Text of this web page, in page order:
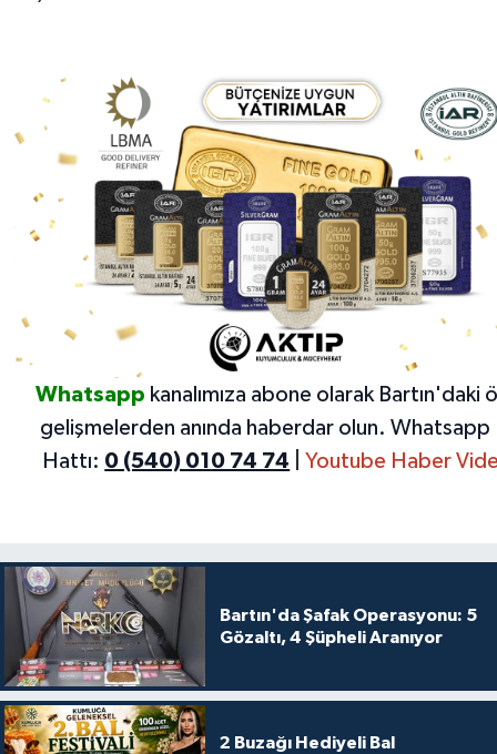
Whatsapp kanalımıza abone olarak Bartın'daki
gelişmelerden anında haberdar olun. Whatsapp
Hattı: 0 (540) 010 74 74 Youtube Haber
Bartın'da Şafak Operasyonu: 5
Gözaltı, 4 Şüpheli Aranıyor
2 Buzağı Hediyeli Bal